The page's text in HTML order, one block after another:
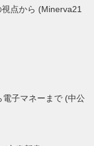
点から (Minerva21
電子マネーまで (中公